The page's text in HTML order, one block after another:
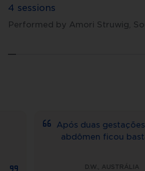
4 sessions
Performed by Amori Struwig,
Após duas gestações,
abdômen ficou bastante
AUSTRÁLIA